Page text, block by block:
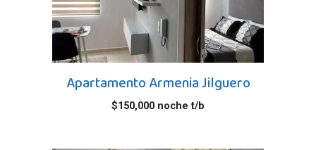
Apartamento Armenia Jilguero
$150,000 noche t/b